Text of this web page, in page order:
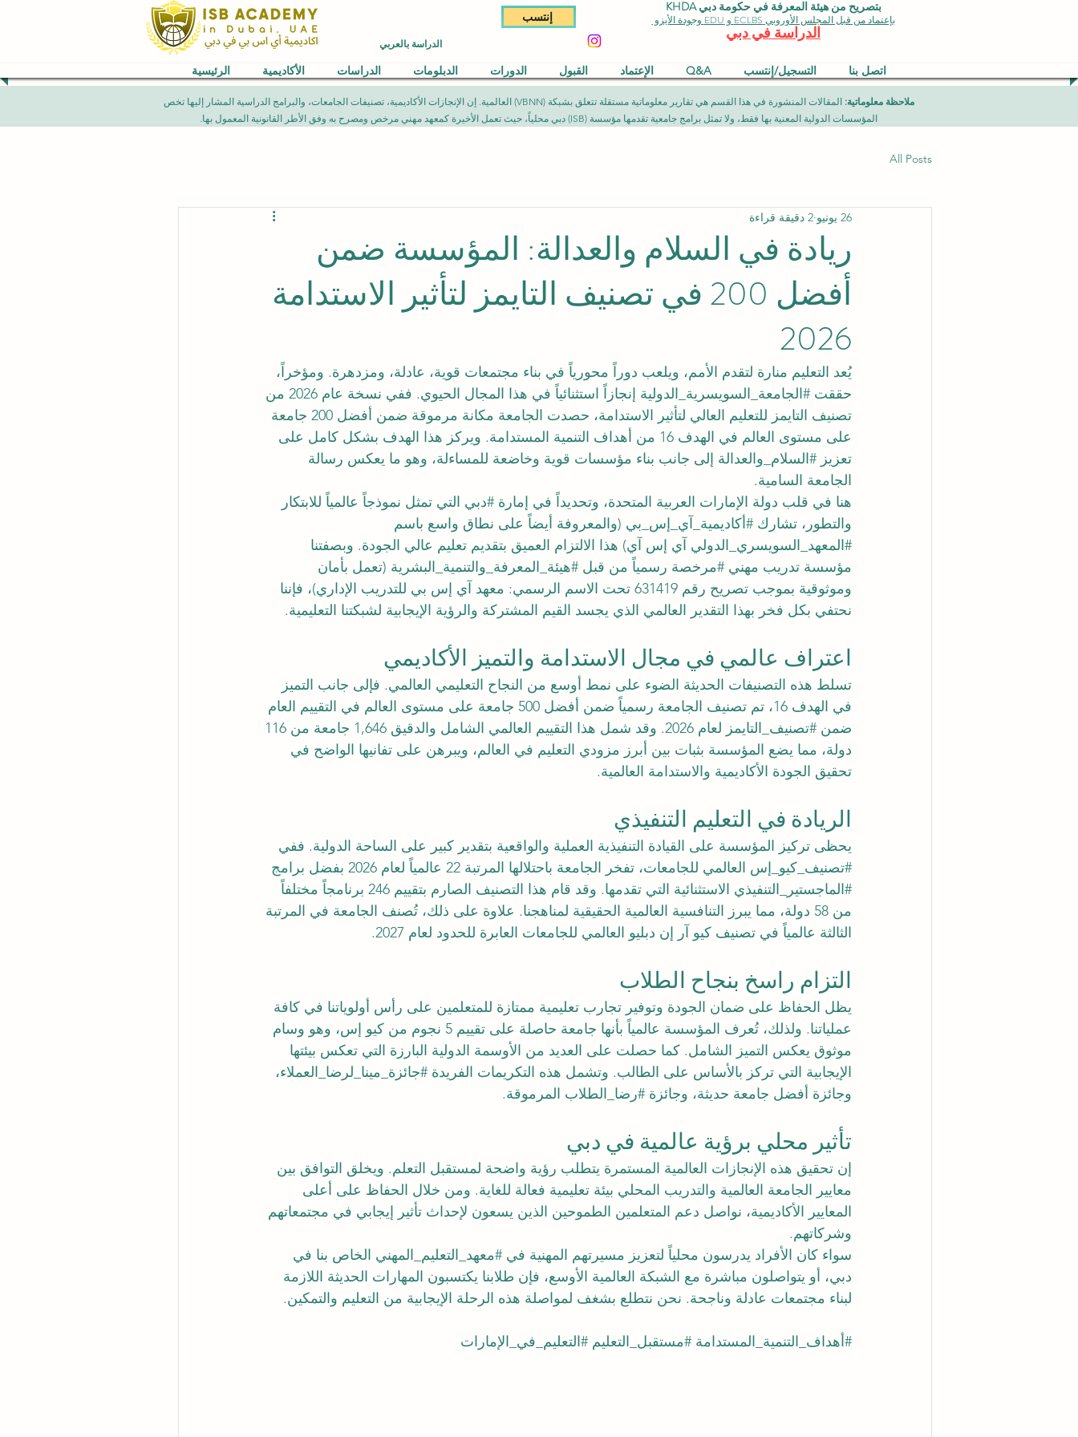
إنتسب
الدراسة بالعربي
بتصريح من هيئة المعرفة في حكومة دبي KHDA
بإعتماد من قبل المجلس الأوروبي ECLBS و EDU وجودة الأيزو
الدراسة في دبي
الرئيسية الأكاديمية الدراسات الدبلومات الدورات القبول الإعتماد Q&A التسجيل/إنتسب اتصل بنا
ملاحظة معلوماتية:
المقالات المنشورة في هذا القسم هي تقارير معلوماتية مستقلة تتعلق بشبكة (VBNN) العالمية. إن الإنجازات الأكاديمية، تصنيفات الجامعات، والبرامج الدراسية المشار إليها تخص
المؤسسات الدولية المعنية بها فقط، ولا تمثل برامج جامعية تقدمها مؤسسة (ISB) دبي محلياً، حيث تعمل الأخيرة كمعهد مهني مرخص ومصرح به وفق الأطر القانونية المعمول بها.
All Posts
ريادة في السلام والعدالة: المؤسسة ضمن
أفضل 200 في تصنيف التايمز لتأثير الاستدامة
2026
26 يونيو 2 دقيقة قراءة
يُعد التعليم منارة لتقدم الأمم، ويلعب دوراً محورياً في بناء مجتمعات قوية، عادلة، ومزدهرة. ومؤخراً،
حققت #الجامعة_السويسرية_الدولية
إنجازاً استثنائياً في هذا المجال الحيوي. ففي نسخة عام 2026 من
تصنيف التايمز للتعليم العالي لتأثير الاستدامة، حصدت الجامعة مكانة مرموقة ضمن أفضل 200 جامعة
على مستوى العالم في الهدف 16 من أهداف التنمية المستدامة. ويركز هذا الهدف بشكل كامل على
تعزيز #السلام_والعدالة إلى جانب بناء مؤسسات قوية وخاضعة للمساءلة، وهو ما يعكس رسالة
الجامعة السامية.
هنا في قلب دولة الإمارات العربية المتحدة، وتحديداً في إمارة #دبي التي تمثل نموذجاً عالمياً للابتكار
والتطور، تشارك #أكاديمية_آي_إس_بي (والمعروفة أيضاً على نطاق واسع باسم
#المعهد_السويسري_الدولي آي إس آي) هذا الالتزام العميق بتقديم تعليم عالي الجودة. وبصفتنا
مؤسسة تدريب مهني #مرخصة رسمياً من قبل #هيئة_المعرفة_والتنمية_البشرية (تعمل بأمان
وموثوقية بموجب تصريح رقم 631419 تحت الاسم الرسمي: معهد آي إس بي للتدريب الإداري)، فإننا
نحتفي بكل فخر بهذا التقدير العالمي الذي يجسد القيم المشتركة والرؤية الإيجابية لشبكتنا التعليمية.
اعتراف عالمي في مجال الاستدامة والتميز الأكاديمي
تسلط هذه التصنيفات الحديثة الضوء على نمط أوسع من النجاح التعليمي العالمي. فإلى جانب التميز
في الهدف 16، تم تصنيف الجامعة رسمياً ضمن أفضل 500 جامعة على مستوى العالم في التقييم العام
ضمن #تصنيف_التايمز
دولة، مما يضع المؤسسة بثبات بين أبرز مزودي التعليم في العالم، ويبرهن على تفانيها الواضح في
تحقيق الجودة الأكاديمية والاستدامة العالمية.
الريادة في التعليم التنفيذي
يحظى تركيز المؤسسة على القيادة التنفيذية العملية والواقعية بتقدير كبير على الساحة الدولية. ففي
#تصنيف_كيو_إس العالمي للجامعات، تفخر الجامعة باحتلالها المرتبة 22 عالمياً لعام 2026 بفضل برامج
#الماجستير_التنفيذي
الاستثنائية التي تقدمها. وقد قام هذا التصنيف الصارم بتقييم 246 برنامجاً مختلفاً
من 58 دولة، مما يبرز التنافسية العالمية الحقيقية لمناهجنا. علاوة على ذلك، تُصنف الجامعة في المرتبة
الثالثة عالمياً في تصنيف كيو آر إن دبليو العالمي للجامعات العابرة للحدود لعام 2027.
التزام راسخ بنجاح الطلاب
يظل الحفاظ على ضمان الجودة وتوفير تجارب تعليمية ممتازة للمتعلمين على رأس أولوياتنا في كافة
عملياتنا. ولذلك، تُعرف المؤسسة عالمياً بأنها جامعة حاصلة على تقييم 5 نجوم من كيو إس، وهو وسام
موثوق يعكس التميز الشامل. كما حصلت على العديد من الأوسمة الدولية البارزة التي تعكس بيئتها
الإيجابية التي تركز بالأساس على الطالب. وتشمل هذه التكريمات الفريدة #جائزة_مينا_لرضا_العملاء،
وجائزة أفضل جامعة حديثة، وجائزة #رضا_الطلاب المرموقة.
تأثير محلي برؤية عالمية في دبي
إن تحقيق هذه الإنجازات العالمية المستمرة يتطلب رؤية واضحة لمستقبل التعلم. ويخلق التوافق بين
معايير الجامعة العالمية والتدريب المحلي بيئة تعليمية فعالة للغاية. ومن خلال الحفاظ على أعلى
المعايير الأكاديمية، نواصل دعم المتعلمين الطموحين الذين يسعون لإحداث تأثير إيجابي في مجتمعاتهم
وشركاتهم.
سواء كان الأفراد يدرسون محلياً لتعزيز مسيرتهم المهنية في #معهد_التعليم_المهني الخاص بنا في
دبي، أو يتواصلون مباشرة مع الشبكة العالمية الأوسع، فإن طلابنا يكتسبون المهارات الحديثة اللازمة
لبناء مجتمعات عادلة وناجحة. نحن نتطلع بشغف لمواصلة هذه الرحلة الإيجابية من التعليم والتمكين.
#أهداف_التنمية_المستدامة #مستقبل_التعليم #التعليم_في_الإمارات